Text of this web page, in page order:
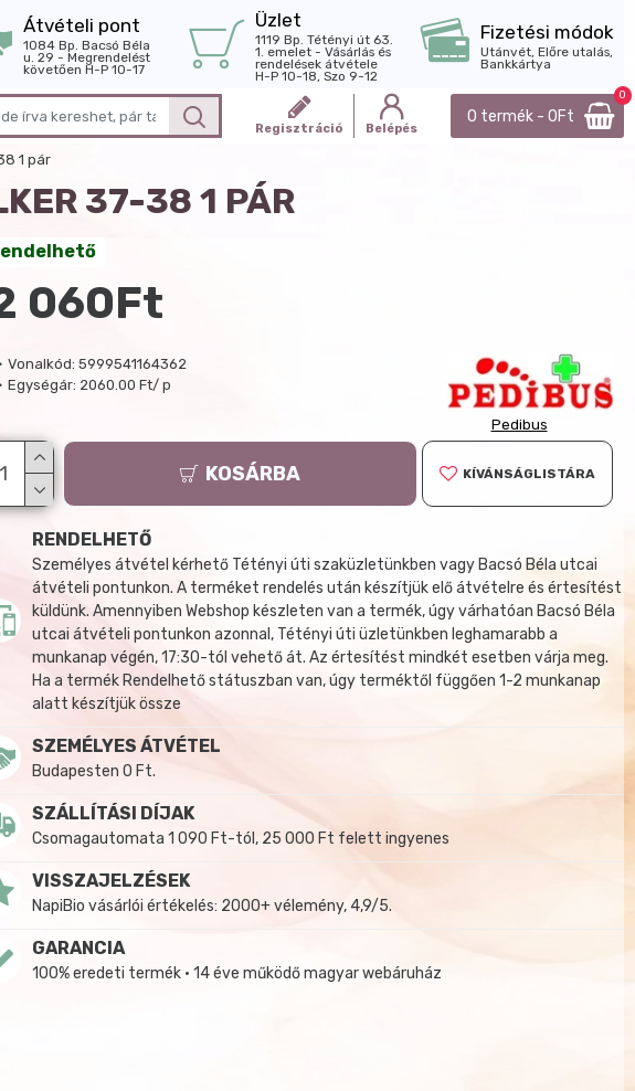
Átvételi pont
1084 Bp. Bacsó Béla
u. 29 - Megrendelést
követően H-P 10-17
Üzlet
1119 Bp. Tétényi út 63.
1. emelet - Vásárlás és
rendelések átvétele
H-P 10-18, Szo 9-12
Fizetési módok
Utánvét, Előre utalás,
Bankkártya
Regisztráció Belépés
0 termék - 0Ft
0
1 pár
37-38 1 PÁR
Vonalkód: 5999541164362
Egységár: 2060.00 Ft/ p
Pedibus
060Ft
KOSÁRBA KÍVÁNSÁGLISTÁRA
RENDELHETŐ
Személyes átvétel kérhető Tétényi úti szaküzletünkben vagy Bacsó Béla utcai
átvételi pontunkon. A terméket rendelés után készítjük elő átvételre és értesítést
küldünk. Amennyiben Webshop készleten van a termék, úgy várhatóan Bacsó Béla
utcai átvételi pontunkon azonnal, Tétényi úti üzletünkben leghamarabb a
munkanap végén, 17:30-tól vehető át. Az értesítést mindkét esetben várja meg.
Ha a termék Rendelhető státuszban van, úgy terméktől függően 1-2 munkanap
alatt készítjük össze
SZEMÉLYES ÁTVÉTEL
Budapesten 0 Ft.
SZÁLLÍTÁSI DÍJAK
Csomagautomata 1 090 Ft-tól, 25 000 Ft felett ingyenes
VISSZAJELZÉSEK
NapiBio vásárlói értékelés: 2000+ vélemény, 4,9/5.
GARANCIA
100% eredeti termék • 14 éve működő magyar webáruház